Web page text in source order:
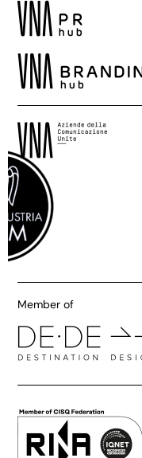
Member of